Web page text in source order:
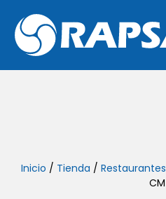
Inicio / Tienda / Restaurantes
CM